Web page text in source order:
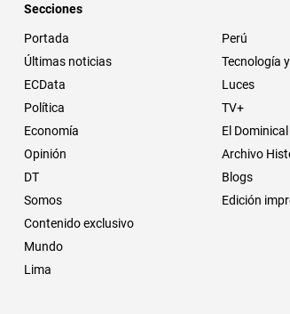
Secciones
Portada
Últimas noticias
ECData
Política
Economía
Opinión
DT
Somos
Contenido exclusivo
Mundo
Lima
Perú
Tecnología
Luces
TV+
El Dominical
Archivo
Blogs
Edición